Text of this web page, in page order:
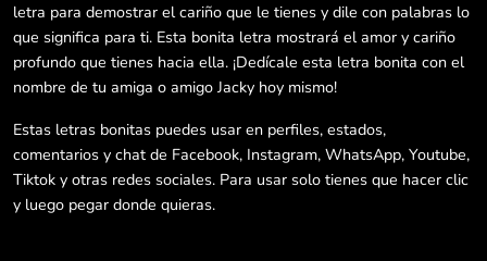
letra para demostrar el cariño que le tienes y dile con palabras lo
que significa para ti. Esta bonita letra mostrará el amor y cariño
profundo que tienes hacia ella. ¡Dedícale esta letra bonita con el
nombre de tu amiga o amigo Jacky hoy mismo!
Estas letras bonitas puedes usar en perfiles, estados,
comentarios y chat de Facebook, Instagram, WhatsApp, Youtube,
Tiktok y otras redes sociales. Para usar solo tienes que hacer clic
y luego pegar donde quieras.